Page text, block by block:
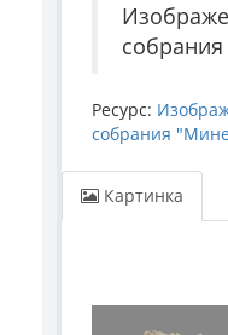
Ресурс:
собрания
Картинка